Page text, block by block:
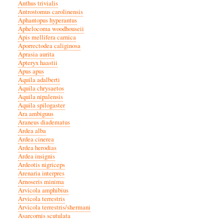
Anthus trivialis
Antrostomus carolinensis
Aphantopus hyperantus
Aphelocoma woodhouseii
Apis mellifera carnica
Aporrectodea caliginosa
Aprasia aurita
Apteryx haastii
Apus apus
Aquila adalberti
Aquila chrysaetos
Aquila nipalensis
Aquila spilogaster
Ara ambiguus
Araneus diadematus
Ardea alba
Ardea cinerea
Ardea herodias
Ardea insignis
Ardeotis nigriceps
Arenaria interpres
Arnoseris minima
Arvicola amphibius
Arvicola terrestris
Arvicola terrestris/shermani
Asarcornis scutulata